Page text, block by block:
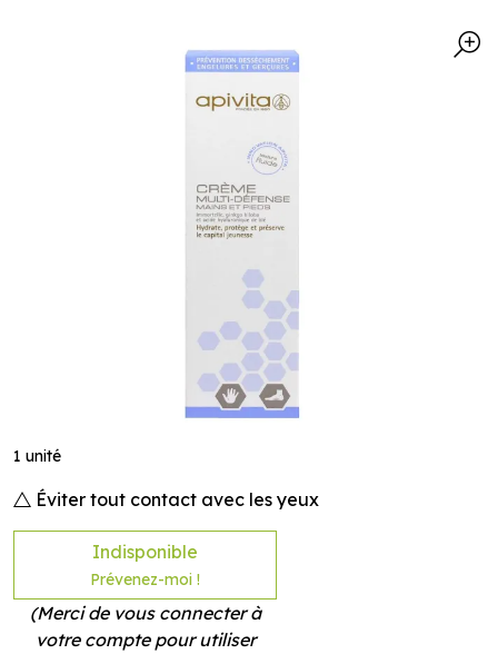
1 unité
Éviter tout contact avec les yeux
Indisponible
Prévenez-moi !
(Merci de vous connecter à
votre compte pour utiliser